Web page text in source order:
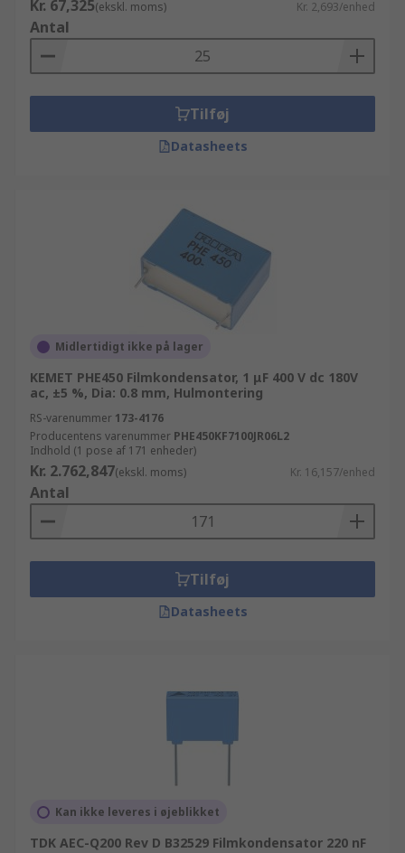
Kr. 67,325(ekskl. moms) Kr. 2,693/enhed
Antal
Tilføj
Datasheets
Midlertidigt ikke på lager
KEMET PHE450 Filmkondensator, 1 μF 400 V dc 180V
ac, ±5 %, Dia: 0.8 mm, Hulmontering
RS-varenummer 173-4176
Producentens varenummer PHE450KF7100JR06L2
Indhold (1 pose af 171 enheder)
Kr. 2.762,847(ekskl. moms) Kr. 16,157/enhed
Antal
Tilføj
Datasheets
Kan ikke leveres i øjeblikket
TDK AEC-Q200 Rev D B32529 Filmkondensator 220 nF